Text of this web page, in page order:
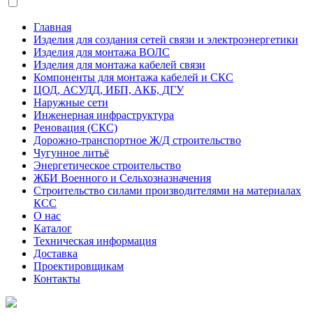
Главная
Изделия для создания сетей связи и электроэнергетики
Изделия для монтажа ВОЛС
Изделия для монтажа кабелей связи
Компоненты для монтажа кабелей и СКС
ЦОД, АСУДД, ИБП, АКБ, ДГУ
Наружные сети
Инженерная инфраструктура
Реновация (СКС)
Дорожно-транспортное Ж/Д строительство
Чугунное литьё
Энергетическое строительство
ЖБИ Военного и Сельхозназначения
Строительство силами производителями на материалах
КСС
О нас
Каталог
Техническая информация
Доставка
Проектировщикам
Контакты